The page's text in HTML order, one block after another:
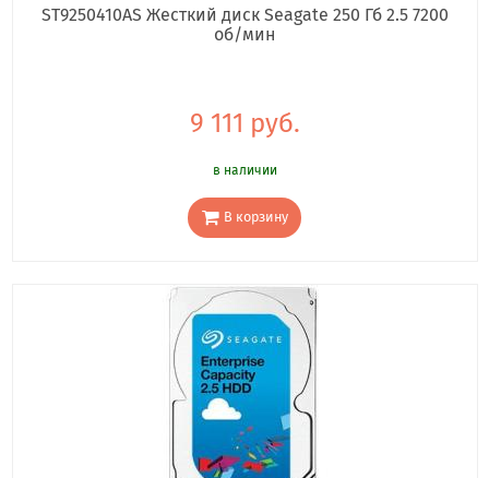
ST9250410AS Жесткий диск Seagate 250 Гб 2.5 7200
об/мин
9 111 руб.
в наличии
В корзину